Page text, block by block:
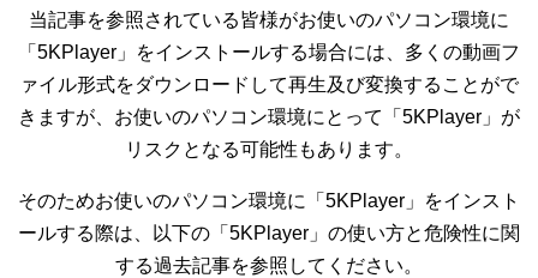
当記事を参照されている皆様がお使いのパソコン環境に
「5KPlayer」をインストールする場合には、多くの動画フ
ァイル形式をダウンロードして再生及び変換することがで
きますが、お使いのパソコン環境にとって「5KPlayer」が
リスクとなる可能性もあります。
そのためお使いのパソコン環境に「5KPlayer」をインスト
ールする際は、以下の「5KPlayer」の使い方と危険性に関
する過去記事を参照してください。